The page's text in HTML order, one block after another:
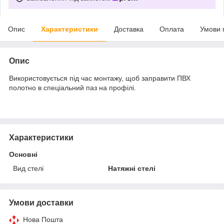
Опис Характеристики Доставка Оплата Умови
Опис
Використовується під час монтажу, щоб заправити ПВХ
полотно в спеціальний паз на профілі.
Характеристики
Основні
Вид стелі
Натяжні стелі
Умови доставки
Нова Пошта